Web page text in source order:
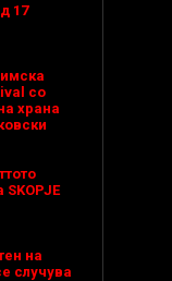
17
со
храна
SKOPJE
на
случува